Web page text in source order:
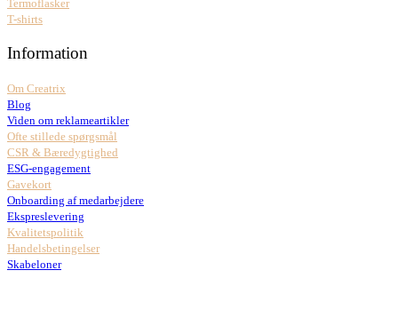
Termoflasker
T-shirts
Information
Om Creatrix
Blog
Viden om reklameartikler
Ofte stillede spørgsmål
CSR & Bæredygtighed
ESG-engagement
Gavekort
Onboarding af medarbejdere
Ekspreslevering
Kvalitetspolitik
Handelsbetingelser
Skabeloner